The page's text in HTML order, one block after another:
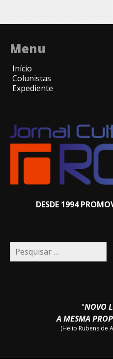
Menu
Início
Colunistas
Expediente
DESDE 1994
Pesquisar
por:
"NOVO
A MESMA
(Helio Rubens de